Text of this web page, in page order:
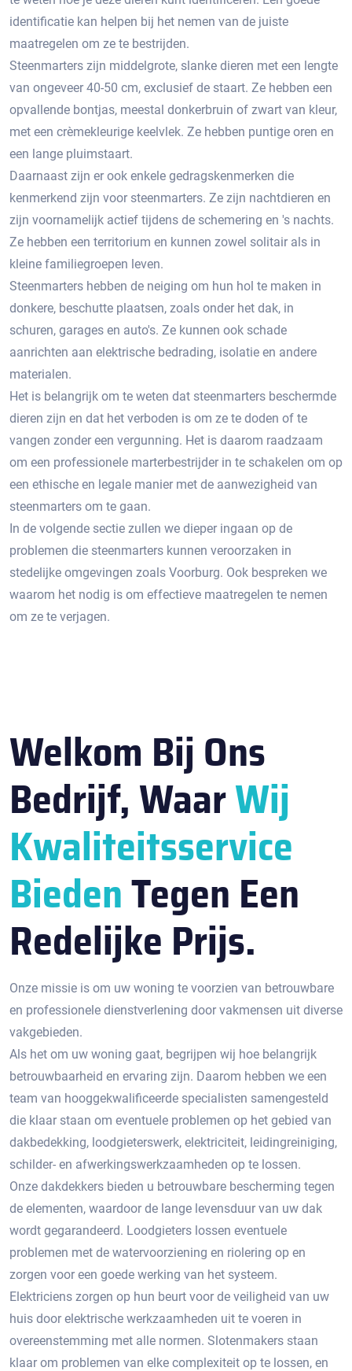
identificatie kan helpen bij het nemen van de juiste
maatregelen om ze te bestrijden.​
Steenmarters zijn middelgrote, slanke dieren met een lengte
van ongeveer 40-50 cm, exclusief de staart.​ Ze hebben een
opvallende bontjas, meestal donkerbruin of zwart van kleur,
met een crèmekleurige keelvlek.​ Ze hebben puntige oren en
een lange pluimstaart.​
Daarnaast zijn er ook enkele gedragskenmerken die
kenmerkend zijn voor steenmarters. Ze zijn nachtdieren en
zijn voornamelijk actief tijdens de schemering en 's nachts.
Ze hebben een territorium en kunnen zowel solitair als in
kleine familiegroepen leven.​
Steenmarters hebben de neiging om hun hol te maken in
donkere, beschutte plaatsen, zoals onder het dak, in
schuren, garages en auto's.​ Ze kunnen ook schade
aanrichten aan elektrische bedrading, isolatie en andere
materialen.​
Het is belangrijk om te weten dat steenmarters beschermde
dieren zijn en dat het verboden is om ze te doden of te
vangen zonder een vergunning.​ Het is daarom raadzaam
om een professionele marterbestrijder in te schakelen om op
een ethische en legale manier met de aanwezigheid van
steenmarters om te gaan.
In de volgende sectie zullen we dieper ingaan op de
problemen die steenmarters kunnen veroorzaken in
stedelijke omgevingen zoals Voorburg.​ Ook bespreken we
waarom het nodig is om effectieve maatregelen te nemen
om ze te verjagen.​
Welkom Bij Ons
Bedrijf, WaarWij
Kwaliteitsservice
BiedenTegen Een
Redelijke Prijs.
Onze missie is om uw woning te voorzien van betrouwbare
en professionele dienstverlening door vakmensen uit diverse
vakgebieden.
Als het om uw woning gaat, begrijpen wij hoe belangrijk
betrouwbaarheid en ervaring zijn. Daarom hebben we een
team van hooggekwalificeerde specialisten samengesteld
die klaar staan om eventuele problemen op het gebied van
dakbedekking, loodgieterswerk, elektriciteit, leidingreiniging,
schilder- en afwerkingswerkzaamheden op te lossen.
Onze dakdekkers bieden u betrouwbare bescherming tegen
de elementen, waardoor de lange levensduur van uw dak
wordt gegarandeerd. Loodgieters lossen eventuele
problemen met de watervoorziening en riolering op en
zorgen voor een goede werking van het systeem.
Elektriciens zorgen op hun beurt voor de veiligheid van uw
huis door elektrische werkzaamheden uit te voeren in
overeenstemming met alle normen. Slotenmakers staan ​​
klaar om problemen van elke complexiteit op te lossen, en